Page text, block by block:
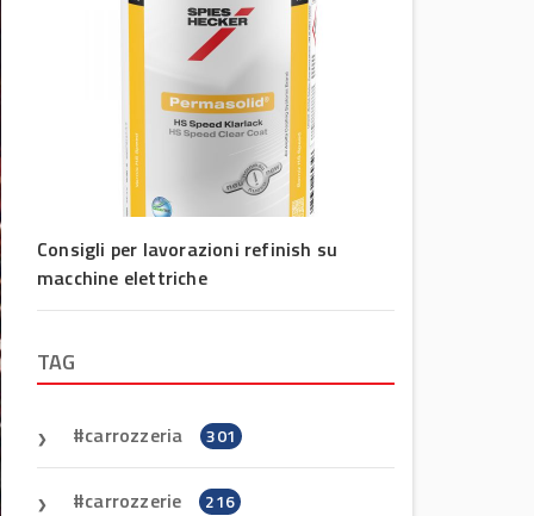
Consigli per lavorazioni refinish su
macchine elettriche
TAG
carrozzeria 301
carrozzerie 216